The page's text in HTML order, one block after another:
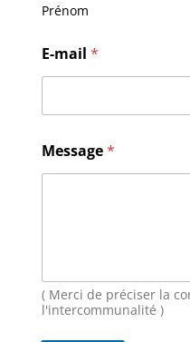
Prénom
E-mail *
e
s
m
E
Message*
( Merci de préciser la
l'intercommunalité )